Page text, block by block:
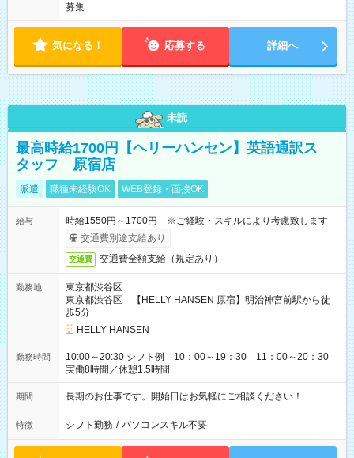
募集
気になる！ 応募する 詳細へ
未読
最高時給1700円【ヘリーハンセン】英語通訳ス
タッフ 原宿店
派遣 職種未経験OK WEB登録・面接OK
給与
時給1550円～1700円 ※ご経験・スキルにより考慮致します
交通費別途支給あり
交通費 交通費全額支給（規定あり）
勤務地
東京都渋谷区
東京都渋谷区 【HELLY HANSEN 原宿】明治神宮前駅から徒
歩5分
HELLY HANSEN
勤務時間
10:00～20:30 シフト例 10：00～19：30 11：00～20：30
実働8時間／休憩1.5時間
期間 長期のお仕事です。開始日はお気軽にご相談ください！
特徴 シフト勤務 / パソコンスキル不要